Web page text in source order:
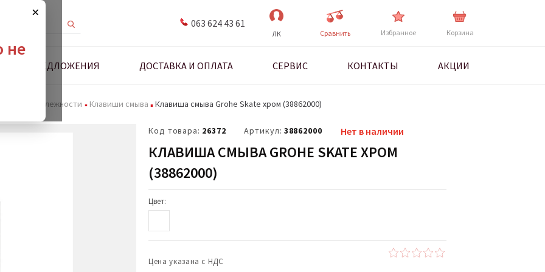
×
не
063 624 43 61
ЛК Cравнить Избранное Корзина
ПРЕДЛОЖЕНИЯ ДОСТАВКА И ОПЛАТА СЕРВИС КОНТАКТЫ АКЦИИ
и принадлежности Клавиши смыва Клавиша смыва Grohe Skate хром (38862000)
Код товара: 26372 Артикул: 38862000 Нет в наличии
КЛАВИША СМЫВА GROHE SKATE ХРОМ
(38862000)
Цвет:
Цена указана с НДС